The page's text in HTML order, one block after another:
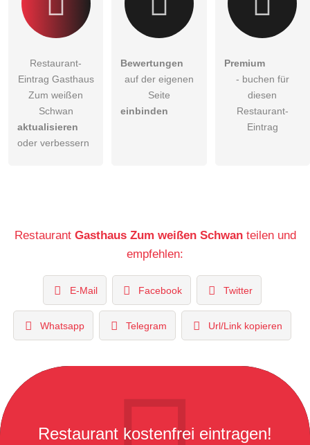
Restaurant-
Eintrag Gasthaus
Zum weißen
Schwan
aktualisieren
oder verbessern
Bewertungen
auf der eigenen
Seite
einbinden
Premium
- buchen für
diesen
Restaurant-
Eintrag
Restaurant Gasthaus Zum weißen Schwanteilen und
empfehlen:
E-Mail Facebook Twitter
Whatsapp Telegram Url/Link kopieren
Restaurant kostenfrei eintragen!